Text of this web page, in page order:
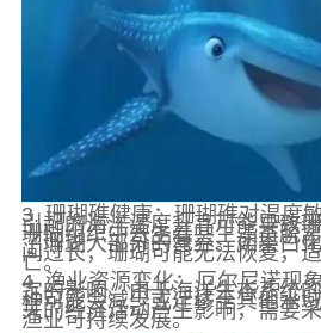
3. 珊瑚礁健康：珊瑚礁对温度
引起的海洋温度升高可能导致
珊瑚组织中寄生着共生藻类脱
了珊瑚大部分的营养。如果白
间过长，珊瑚可能无法恢复，
亡。
4. 渔业资源变化：厄尔尼诺现
定的影响。由于海洋生态系统
种可能会减少或迁移至其他水
关的经济活动产生影响，需要
渔业可持续发展。